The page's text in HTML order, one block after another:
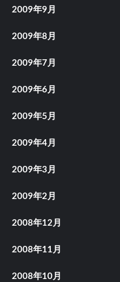
2009年9月
2009年8月
2009年7月
2009年6月
2009年5月
2009年4月
2009年3月
2009年2月
2008年12月
2008年11月
2008年10月